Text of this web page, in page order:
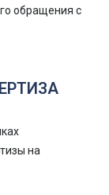
обращения с
на